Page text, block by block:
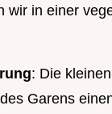
wir in einer
: Die
Garens